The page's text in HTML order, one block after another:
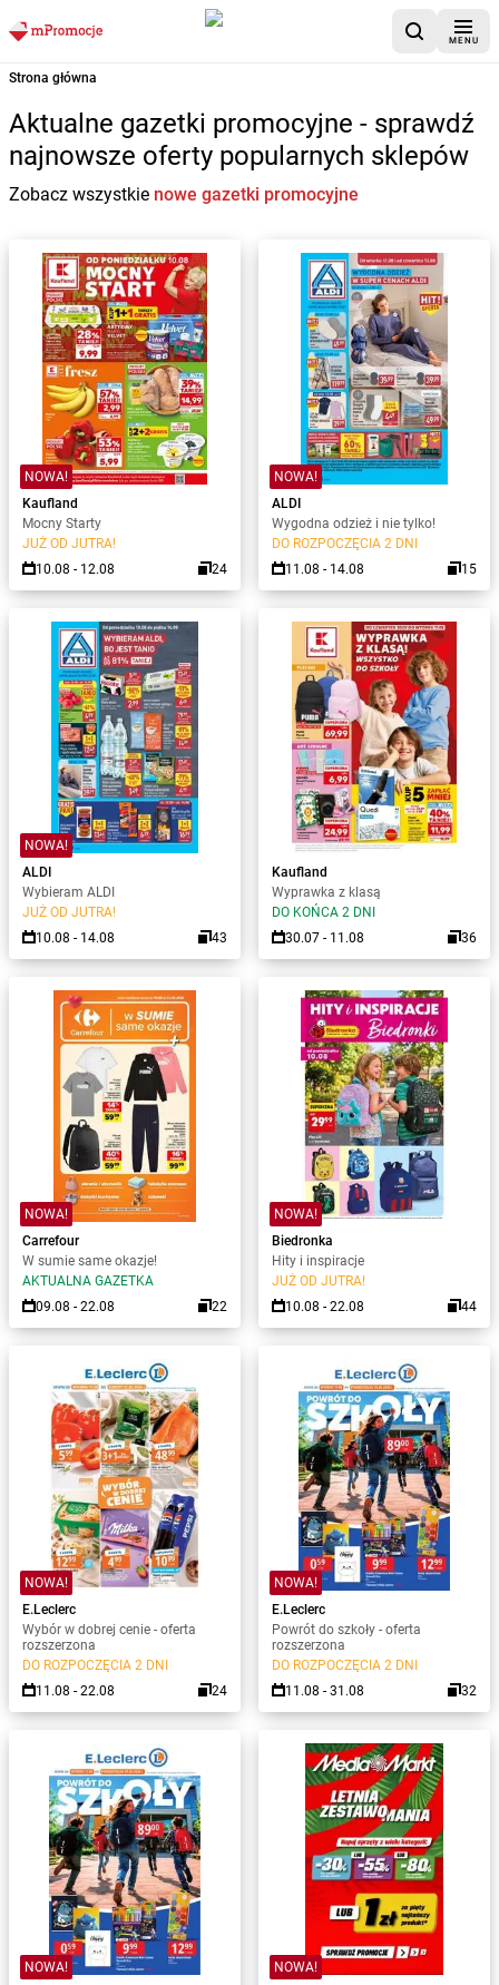
MENU
Strona główna
Aktualne gazetki promocyjne - sprawdź
najnowsze oferty popularnych sklepów
Zobacz wszystkie nowe gazetki promocyjne
NOWA!
Kaufland
Mocny Starty
JUŻ OD JUTRA!
10.08 - 12.08
24
NOWA!
ALDI
Wygodna odzież i nie tylko!
DO ROZPOCZĘCIA 2 DNI
11.08 - 14.08
15
NOWA!
ALDI
Wybieram ALDI
JUŻ OD JUTRA!
10.08 - 14.08
43
Kaufland
Wyprawka z klasą
DO KOŃCA 2 DNI
30.07 - 11.08
36
NOWA!
Carrefour
W sumie same okazje!
AKTUALNA GAZETKA
09.08 - 22.08
22
NOWA!
Biedronka
Hity i inspiracje
JUŻ OD JUTRA!
10.08 - 22.08
44
NOWA!
E.Leclerc
Wybór w dobrej cenie - oferta
rozszerzona
DO ROZPOCZĘCIA 2 DNI
11.08 - 22.08
24
NOWA!
E.Leclerc
Powrót do szkoły - oferta
rozszerzona
DO ROZPOCZĘCIA 2 DNI
11.08 - 31.08
32
NOWA!
NOWA!